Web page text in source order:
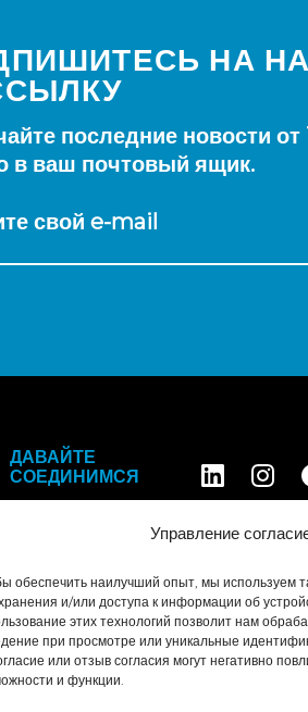
Управление
обеспечить наилучший опыт, мы используем
и/или доступа к информации об
этих технологий позволит нам
при просмотре или уникальные
или отзыв согласия могут негативно
и функции.
НА
последние новости
в ваш почтовый ящик.
свой e-mail
ДАВАЙТЕ
СОЕДИНИМСЯ
Условия и положения